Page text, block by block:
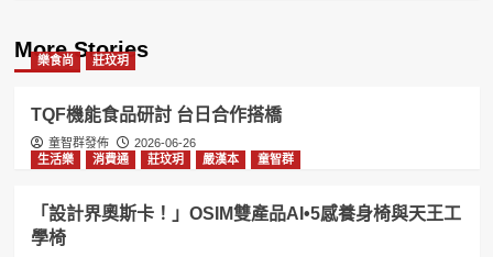
More Stories
樂食尚 莊玟玥
TQF機能食品研討 台日合作搭橋
童智群發佈
2026-06-26
生活樂
消費通 莊玟玥 嚴漢本 童智群
「設計界奧斯卡！」OSIM雙產品AI•5感養身椅與天王工
學椅